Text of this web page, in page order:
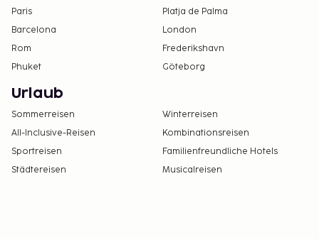
Paris
Platja de Palma
Barcelona
London
Rom
Frederikshavn
Phuket
Göteborg
Urlaub
Sommerreisen
Winterreisen
All-Inclusive-Reisen
Kombinationsreisen
Sportreisen
Familienfreundliche Hotels
Städtereisen
Musicalreisen